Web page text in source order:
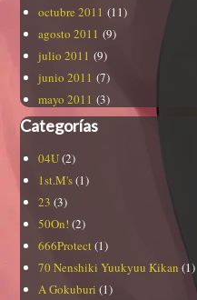
octubre 2011 (11)
agosto 2011 (9)
julio 2011 (9)
junio 2011 (7)
mayo 2011 (3)
Categorías
04U(2)
1st.M's(1)
23 (3)
50On! (2)
666Protect (1)
70 Nenshiki Yuukyuu Kikan (1)
A Gokuburi (1)